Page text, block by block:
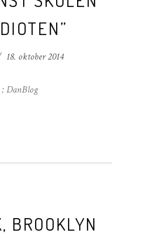
18. oktober 2014
:DanBlog
BROOKLYN